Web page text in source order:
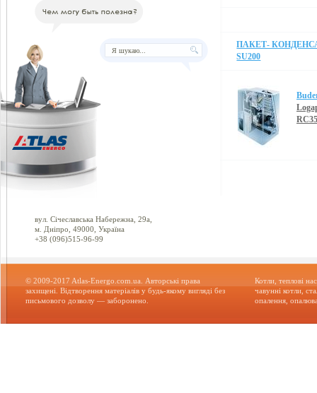
ПАКЕТ-
SU200
© 2009-2017 Atlas-Energo.com.ua. Авторські права
захищені. Відтворення матеріалів у будь-якому вигляді без
письмового дозволу — заборонено.
Котли, теплові
чавунні котли,
опалення,
вул. Січеславська Набережна, 29а,
м. Дніпро, 49000, Україна
+38 (096)515-96-99